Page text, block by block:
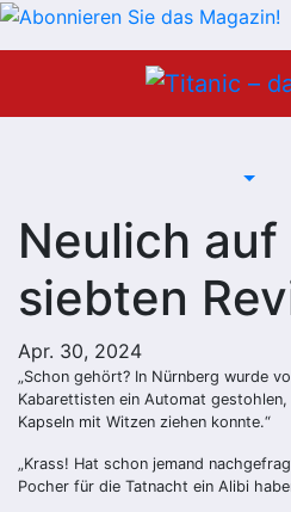
Neulich auf
siebten
Apr. 30, 2024
„Schon gehört? In Nürnberg wurde
Kabarettisten ein Automat
Kapseln mit Witzen ziehen konnte.“
„Krass! Hat schon jemand
Pocher für die Tatnacht ein Alibi